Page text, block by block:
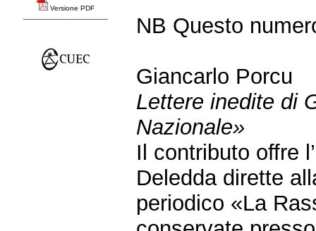
Versione PDF
NB Questo
Giancarlo Porcu
Lettere inedite di
Nazionale»
Il contributo offre
Deledda dirette
periodico «La